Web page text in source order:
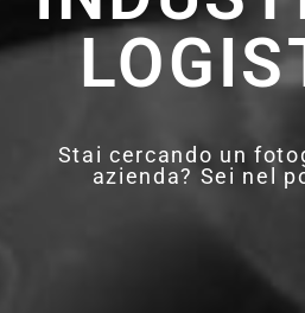
Stai cercando un
azienda? Sei nel